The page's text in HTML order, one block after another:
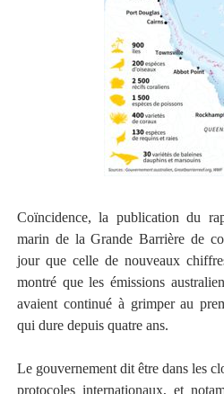
Coïncidence, la publication du
marin de la Grande Barrière de
jour que celle de nouveaux
montré que les émissions
avaient continué à grimper au
qui dure depuis quatre ans.
Le gouvernement dit être dans les
protocoles internationaux, et